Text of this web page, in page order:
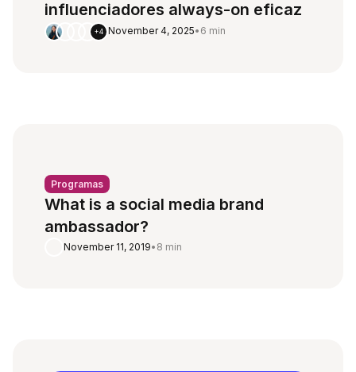
influenciadores always-on eficaz
+4 November 4, 2025• 6 min
Programas
What is a social media brand
ambassador?
November 11, 2019• 8 min